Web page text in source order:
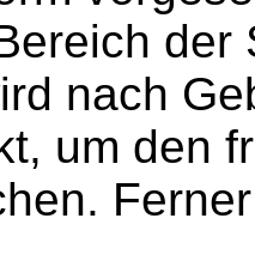
der
nach
um den